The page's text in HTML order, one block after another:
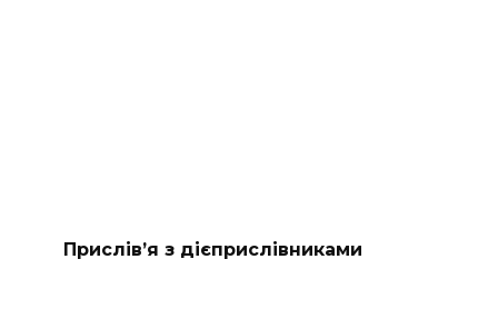
Прислів’я з дієприслівниками